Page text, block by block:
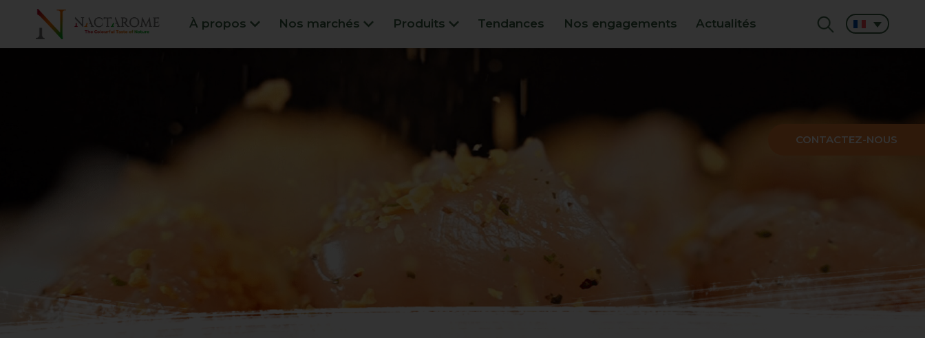
À propos Nos marchés Produits Tendances Nos engagements Actualités
CONTACTEZ-NOUS